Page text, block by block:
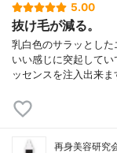
5.00
抜け毛が減る。
乳白色のサラッとし
いい感じに突起して
ッセンスを注入出来
再身美容研究